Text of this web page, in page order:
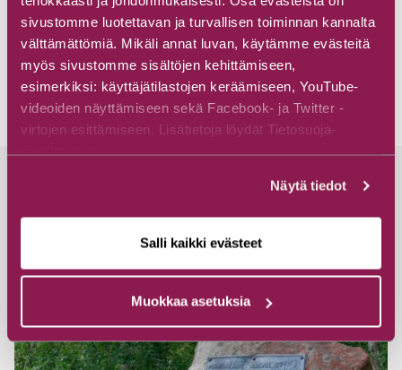
sivustomme luotettavan ja turvallisen toiminnan kannalta
välttämättömiä. Mikäli annat luvan, käytämme evästeitä
myös sivustomme sisältöjen kehittämiseen,
esimerkiksi: käyttäjätilastojen keräämiseen, YouTube-
videoiden näyttämiseen sekä Facebook- ja Twitter -
virtojen esittämiseen. Lisätietoja löydät Tietosuoja-
sivuiltamme.
Näytä tiedot
Salli kaikki evästeet
Muokkaa asetuksia